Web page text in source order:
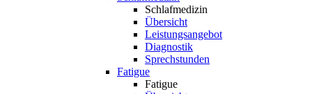
Schlafmedizin
Übersicht
Leistungsangebot
Diagnostik
Sprechstunden
Fatigue
Fatigue